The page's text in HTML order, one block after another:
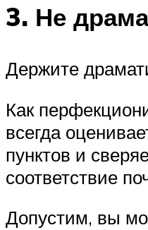
3. Не
Держите
Как
всегда
пунктов и
соответствие
Допустим, вы